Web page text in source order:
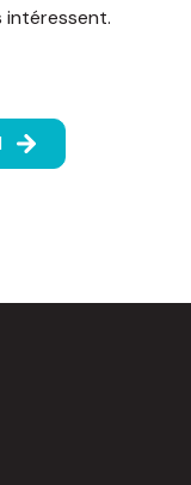
intéressent.